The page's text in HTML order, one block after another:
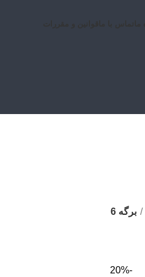
برگه 6
-20%